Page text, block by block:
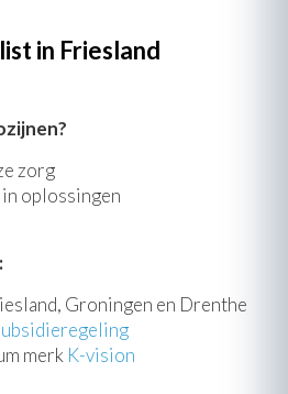
in Friesland
zorg
in oplossingen
Groningen en Drenthe
merk K-vision